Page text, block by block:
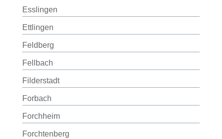
Esslingen
Ettlingen
Feldberg
Fellbach
Filderstadt
Forbach
Forchheim
Forchtenberg